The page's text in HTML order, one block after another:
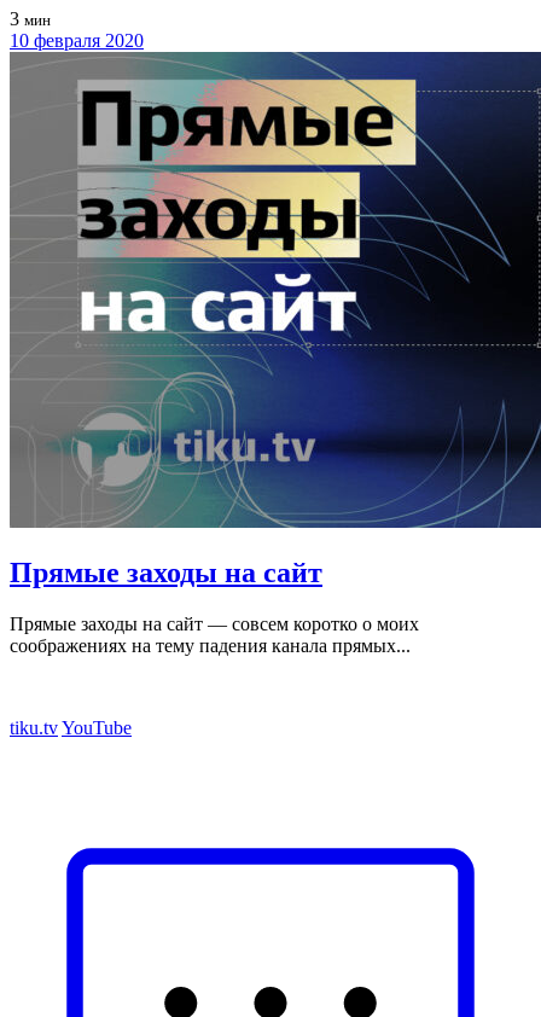
3 мин
10 февраля 2020
Прямые заходы на сайт
Прямые заходы на сайт — совсем коротко о моих
соображениях на тему падения канала прямых...
tiku.tvYouTube